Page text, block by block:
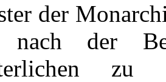
der
nach der
zu